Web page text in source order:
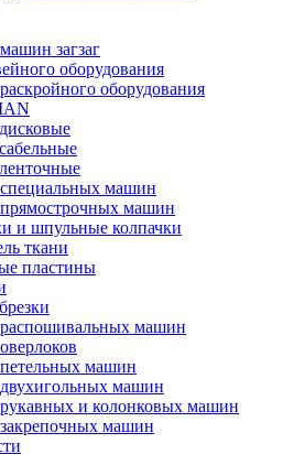
загзаг
оборудования
оборудования
специальных машин
прямострочных машин
и шпульные колпачки
ткани
пластины
распошивальных машин
машин
двухигольных машин
рукавных и колонковых машин
машин